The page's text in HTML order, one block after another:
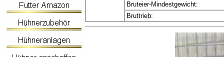
Bruteier-Mindestgewicht:
Bruttrieb: